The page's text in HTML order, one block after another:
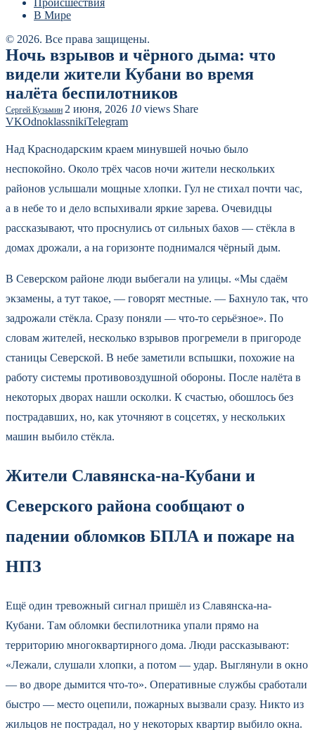
Происшествия
В Мире
© 2026. Все права защищены.
Ночь взрывов и чёрного дыма: что
видели жители Кубани во время
налёта беспилотников
Сергей Кузьмин 2 июня, 2026 10 views Share
VKOdnoklassnikiTelegram
Над Краснодарским краем минувшей ночью было
неспокойно. Около трёх часов ночи жители нескольких
районов услышали мощные хлопки. Гул не стихал почти час,
а в небе то и дело вспыхивали яркие зарева. Очевидцы
рассказывают, что проснулись от сильных бахов — стёкла в
домах дрожали, а на горизонте поднимался чёрный дым.
В Северском районе люди выбегали на улицы. «Мы сдаём
экзамены, а тут такое, — говорят местные. — Бахнуло так, что
задрожали стёкла. Сразу поняли — что-то серьёзное». По
словам жителей, несколько взрывов прогремели в пригороде
станицы Северской. В небе заметили вспышки, похожие на
работу системы противовоздушной обороны. После налёта в
некоторых дворах нашли осколки. К счастью, обошлось без
пострадавших, но, как уточняют в соцсетях, у нескольких
машин выбило стёкла.
Жители Славянска-на-Кубани и
Северского района сообщают о
падении обломков БПЛА и пожаре на
НПЗ
Ещё один тревожный сигнал пришёл из Славянска-на-
Кубани. Там обломки беспилотника упали прямо на
территорию многоквартирного дома. Люди рассказывают:
«Лежали, слушали хлопки, а потом — удар. Выглянули в окно
— во дворе дымится что-то». Оперативные службы сработали
быстро — место оцепили, пожарных вызвали сразу. Никто из
жильцов не пострадал, но у некоторых квартир выбило окна.